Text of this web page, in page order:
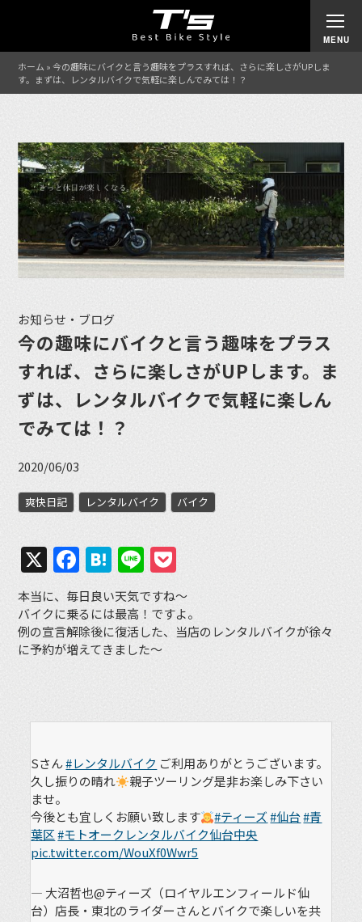
ホーム »今の趣味にバイクと言う趣味をプラスすれば、さらに楽しさがUPしま
す。まずは、レンタルバイクで気軽に楽しんでみては！？
お知らせ・ブログ
今の趣味にバイクと言う趣味をプラス
すれば、さらに楽しさがUPします。ま
ずは、レンタルバイクで気軽に楽しん
でみては！？
2020/06/03
爽快日記 レンタルバイク バイク
X Facebook
Hatena
Line
本当に、毎日良い天気ですね〜
バイクに乗るには最高！ですよ。
例の宣言解除後に復活した、当店のレンタルバイクが徐々
に予約が増えてきました〜
Sさん#レンタルバイク ご利用ありがとうございます。
久し振りの晴れ
親子ツーリング是非お楽しみ下さい
ませ。
今後とも宜しくお願い致します
#ティーズ#仙台#青
葉区 #モトオークレンタルバイク仙台中央
pic.twitter.com/WouXf0Wwr5
— 大沼哲也@ティーズ（ロイヤルエンフィールド仙
台）店長・東北のライダーさんとバイクで楽しいを共